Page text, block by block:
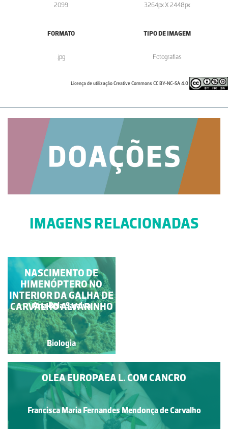
2099 3264px X 2448px
FORMATO
.jpg
TIPO DE IMAGEM
Fotografias
Licença de utilização Creative Commons CC BY-NC-SA 4.0
IMAGENS RELACIONADAS
BUGALHOS
Jose Pissarra
Biologia
NASCIMENTO DE
HIMENÓPTERO NO
INTERIOR DA GALHA DE
CARVALHO ALVARINHO
Ana Bela Saraiva
Biologia
OLEA EUROPAEA L. COM CANCRO
Francisca Maria Fernandes Mendonça de Carvalho